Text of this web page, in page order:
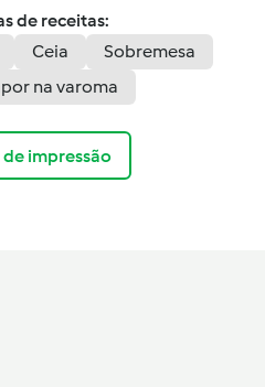
de receitas:
Ceia
Sobremesa
na varoma
de impressão